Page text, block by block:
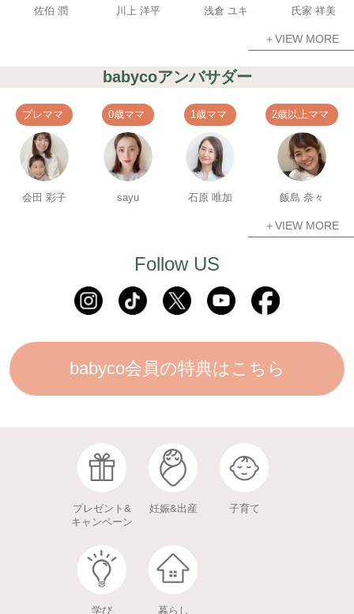
佐伯 潤 川上 洋平 浅倉 ユキ 氏家 祥美
＋VIEW MORE
babycoアンバサダー
プレママ
会田 彩子
0歳ママ
sayu
1歳ママ
石原 唯加
2歳以上ママ
飯島 奈々
＋VIEW MORE
Follow US
babyco会員の特典はこちら
プレゼント&
キャンペーン
妊娠&出産 子育て
学び 暮らし